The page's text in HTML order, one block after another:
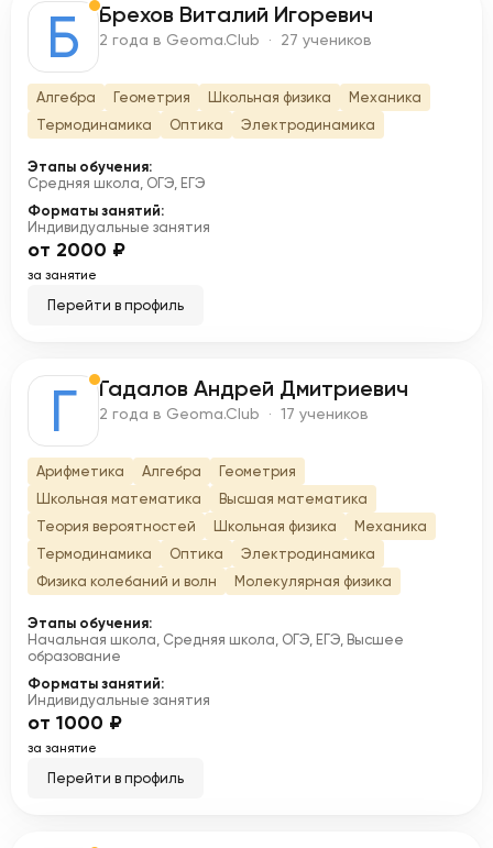
Б Брехов Виталий Игоревич
2 года в Geoma.Club · 27 учеников
Алгебра Геометрия Школьная физика
Механика
Термодинамика
Оптика Электродинамика
Этапы обучения:
Средняя школа, ОГЭ, ЕГЭ
Форматы занятий:
Индивидуальные занятия
от 2000 ₽
за занятие
Перейти в профиль
Г Гадалов Андрей Дмитриевич
2 года в Geoma.Club · 17 учеников
Арифметика Алгебра
Геометрия
Школьная математика
Высшая математика
Теория вероятностей
Школьная физика
Механика
Термодинамика
Оптика
Электродинамика
Физика колебаний и волн
Молекулярная физика
Этапы обучения:
Начальная школа, Средняя школа, ОГЭ, ЕГЭ, Высшее
образование
Форматы занятий:
Индивидуальные занятия
от 1000 ₽
за занятие
Перейти в профиль